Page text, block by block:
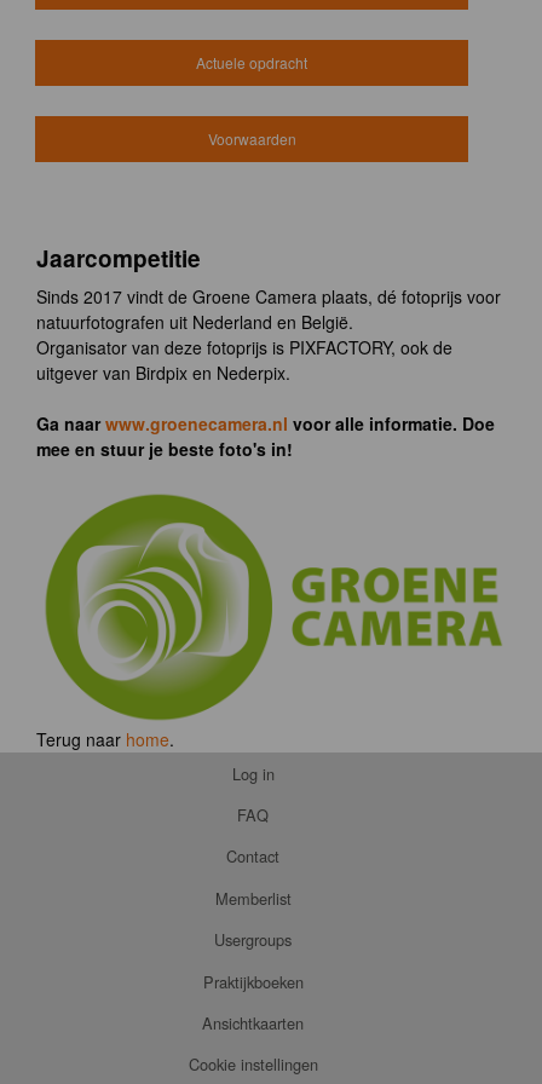
Actuele opdracht
Voorwaarden
Jaarcompetitie
Sinds 2017 vindt de Groene Camera plaats, dé fotoprijs voor
natuurfotografen uit Nederland en België.
Organisator van deze fotoprijs is PIXFACTORY, ook de
uitgever van Birdpix en Nederpix.
Ga naarwww.groenecamera.nl voor alle informatie. Doe
mee en stuur je beste foto's in!
Terug naar home.
Log in
FAQ
Contact
Memberlist
Usergroups
Praktijkboeken
Ansichtkaarten
Cookie instellingen